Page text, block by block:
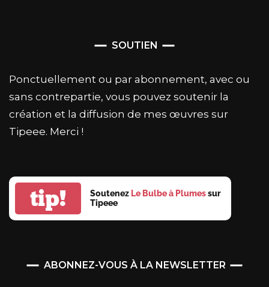
SOUTIEN
Ponctuellement ou par abonnement, avec ou
sans contrepartie, vous pouvez soutenir la
création et la diffusion de mes œuvres sur
Tipeee. Merci !
tip! Soutenez Le Bulbe à Plumessur
Tipeee
ABONNEZ-VOUS À LA NEWSLETTER